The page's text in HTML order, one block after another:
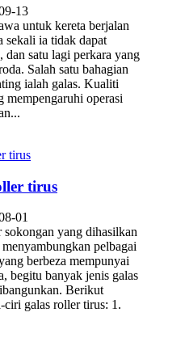
13
untuk kereta berjalan
sekali ia tidak dapat
dan satu lagi perkara yang
Salah satu bahagian
ialah galas. Kualiti
mempengaruhi operasi
tirus
01
sokongan yang dihasilkan
pelbagai
berbeza mempunyai
begitu banyak jenis galas
Berikut
galas roller tirus: 1.